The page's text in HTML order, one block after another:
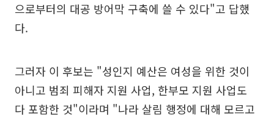
으로부터의 대공 방어막 구축에 쓸 수 있다"고 답했
다.
그러자 이 후보는 "성인지 예산은 여성을 위한 것이
아니고 범죄 피해자 지원 사업, 한부모 지원 사업도
다 포함한 것"이라며 "나라 살림 행정에 대해 모르고